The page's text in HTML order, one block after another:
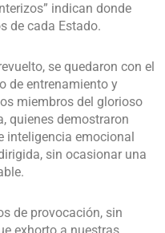
indican donde
de cada Estado.
se quedaron con el
de entrenamiento y
miembros del glorioso
quienes demostraron
inteligencia emocional
sin ocasionar una
de provocación, sin
exhorto a nuestras